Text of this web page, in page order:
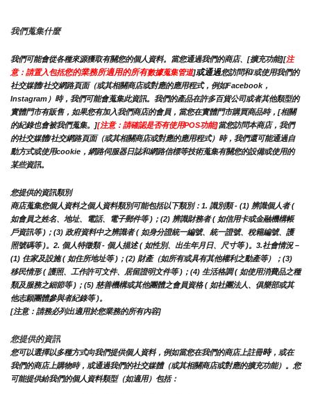
我們蒐集什麼
我們可能會從各種來源獲取有關您的個人資料。當您通過我們的商店、[擴充功能][注
意：請置入包括您的業務所適用的所有數據蒐集管道]或通過您訪問和/或使用我們的
社交媒體/社交網路頁面（或其相關商店或對應的應用程式，例如Facebook，
Instagram）時，我們可能會蒐集此資訊。我們的產品在許多百貨公司或者其他類型的
實體門市有販售，如果您有加入我們商店的會員，當您在實體門市購買商品時，[相關
的紀錄也會被我們蒐集。][注意：請確認是否有使用POS功能]當您訪問本商店，我們
的社交媒體/社交網路頁面（或其相關商店或對應的應用程式）時，我們還可能通過自
動方式或使用cookie，網路伺服器日誌和網路信標等技術蒐集有關您的設備或使用的
某些資訊。
您提供的資訊類別
商店蒐集您個人資料之個人資料類別可能包括以下類別：1. 識別類 - (1) 辨識個人者 (
如會員之姓名、地址、電話、電子郵件等 )；(2) 辨識財務者 ( 如信用卡或金融機構帳
戶資訊等 )；(3) 政府資料中之辨識者 ( 如身分證統一編號、統一證號、稅籍編號、護
照號碼等 )。2. 個人特徵類 - 個人描述 ( 如性別、出生年月日、尺寸等 )。3.社會情況 –
(1) 住家及設施 ( 如住所地址等 )；(2) 財產（如所有或具有其他權利之動產等）；(3)
移民情形 ( 護照、工作許可文件、居留證明文件等 )；(4) 生活格調 ( 如使用消費品之種
類及服務之細節等 )；(5) 慈善機構或其他團體之會員資格 ( 如社團法人、俱樂部或其
他志願團體參與者紀錄等 )。
[注意：請務必列出適用於您業務的所有內容]
您提供的資訊
您可以選擇以多種方式向我們提供個人資料，例如當您在我們的商店上註冊時，或在
我們的商店上購物時，或通過我們的社交媒體（或其相關商店或對應的擴充功能）。您
可能提供給我們的個人資料類型（如適用）包括：